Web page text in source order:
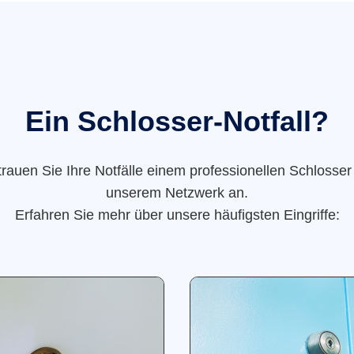
Ein Schlosser-Notfall?
Sie Ihre Notfälle einem professionellen
unserem Netzwerk an.
Erfahren Sie mehr über unsere häufigsten Eingriffe: